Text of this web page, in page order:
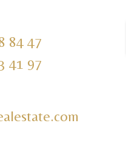
84 47
41 97